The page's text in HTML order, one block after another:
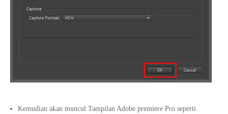
Kemudian akan muncul Tampilan Adobe premiere Pro seperti